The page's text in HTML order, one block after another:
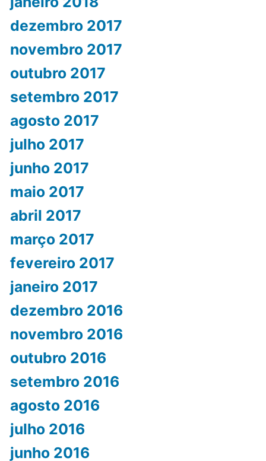
dezembro 2017
novembro 2017
outubro 2017
setembro 2017
agosto 2017
julho 2017
junho 2017
maio 2017
abril 2017
março 2017
fevereiro 2017
janeiro 2017
dezembro 2016
novembro 2016
outubro 2016
setembro 2016
agosto 2016
julho 2016
junho 2016